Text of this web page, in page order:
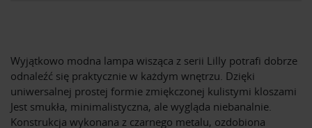
Wyjątkowo modna lampa wisząca z serii Lilly potrafi dobrze
odnaleźć się praktycznie w każdym wnętrzu. Dzięki
uniwersalnej prostej formie zmiękczonej kulistymi kloszami
Jest smukła, minimalistyczna, ale wygląda niebanalnie.
Konstrukcja wykonana z czarnego metalu, ozdobiona